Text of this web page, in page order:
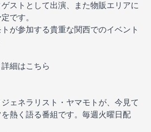
ストとして出演、また物販エリアに
です。
が参加する貴重な関西でのイベント
細はこちら
ェネラリスト・ヤマモトが、今見て
熱く語る番組です。毎週火曜日配